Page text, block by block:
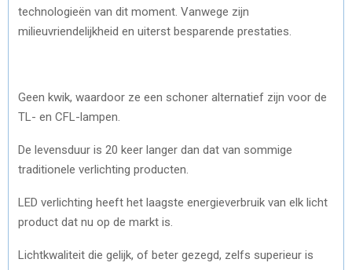
technologieën van dit moment. Vanwege zijn
milieuvriendelijkheid en uiterst besparende prestaties.
Geen kwik, waardoor ze een schoner alternatief zijn voor de
TL- en CFL-lampen.
De levensduur is 20 keer langer dan dat van sommige
traditionele verlichting producten.
LED verlichting heeft het laagste energieverbruik van elk licht
product dat nu op de markt is.
Lichtkwaliteit die gelijk, of beter gezegd, zelfs superieur is